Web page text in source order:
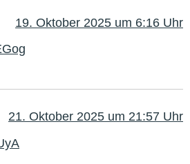
19. Oktober 2025 um 6:16 Uhr
21. Oktober 2025 um 21:57 Uhr